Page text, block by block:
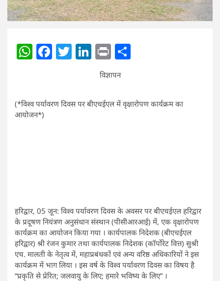
WhatsApp
Facebook
Twitter
LinkedIn
Print
विज्ञापन
(*विश्व पर्यावरण दिवस पर बीएचईएल में वृक्षारोपण कार्यक्रम का
आयोजन*)
हरिद्वार, 05 जून: विश्व पर्यावरण दिवस के अवसर पर बीएचईएल हरिद्वार
के प्रदूषण नियंत्रण अनुसंधान संस्थान (पीसीआरआई) में, एक वृक्षारोपण
कार्यक्रम का आयोजन किया गया । कार्यपालक निदेशक (बीएचईएल
हरिद्वार) श्री रंजन कुमार तथा कार्यपालक निदेशक (कॉर्पोरेट वित्त) सुश्री
एच. मालती के नेतृत्व में, महाप्रबंधकों एवं अन्य वरिष्ठ अधिकारियों ने इस
कार्यक्रम में भाग लिया । इस वर्ष के विश्व पर्यावरण दिवस का विषय है
“प्रकृति से प्रेरित; जलवायु के लिए; हमारे भविष्य के लिए” ।